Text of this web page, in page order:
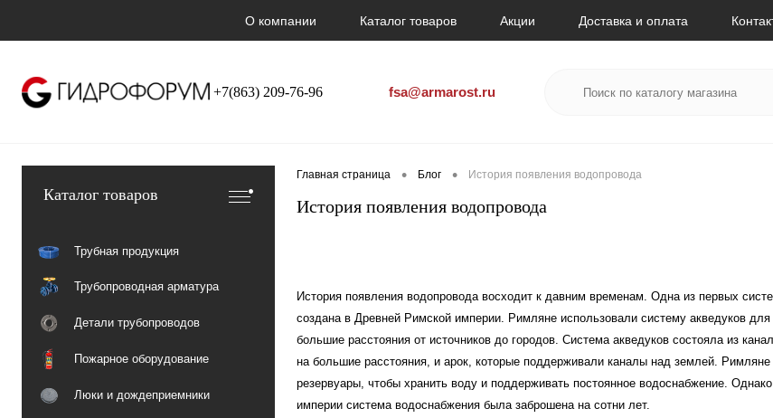
О компании Каталог товаров Акции Доставка и оплата
+7(863) 209-76-96
fsa@armarost.ru
Каталог товаров
Трубная продукция
Трубопроводная арматура
Детали трубопроводов
Пожарное оборудование
Люки и дождеприемники
Главная страница • Блог • История появления водопровода
История появления водопровода
История появления водопровода восходит к давним временам. Одна из первых
создана в Древней Римской империи. Римляне использовали систему акведуков для
большие расстояния от источников до городов. Система акведуков состояла из
на большие расстояния, и арок, которые поддерживали каналы над землей. Римляне
резервуары, чтобы хранить воду и поддерживать постоянное водоснабжение.
империи система водоснабжения была заброшена на сотни лет.